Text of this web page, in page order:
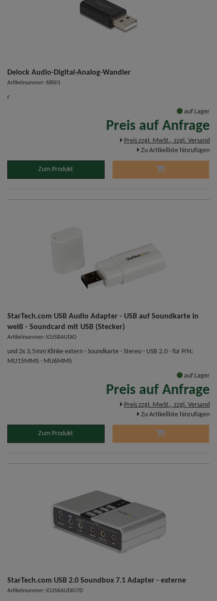
Delock Audio-Digital-Analog-Wandler
Artikelnummer: 68001
r
auf Lager
Preis auf Anfrage
Preis zzgl. MwSt., zzgl. Versand
Zu Artikelliste hinzufügen
Zum Produkt
StarTech.com USB Audio Adapter - USB auf Soundkarte in
weiß - Soundcard mit USB (Stecker)
Artikelnummer: ICUSBAUDIO
und 2x 3,5mm Klinke extern - Soundkarte - Stereo - USB 2.0 - für P/N:
MU15MMS - MU6MMS
auf Lager
Preis auf Anfrage
Preis zzgl. MwSt., zzgl. Versand
Zu Artikelliste hinzufügen
Zum Produkt
StarTech.com USB 2.0 Soundbox 7.1 Adapter - externe
Artikelnummer: ICUSBAUDIO7D